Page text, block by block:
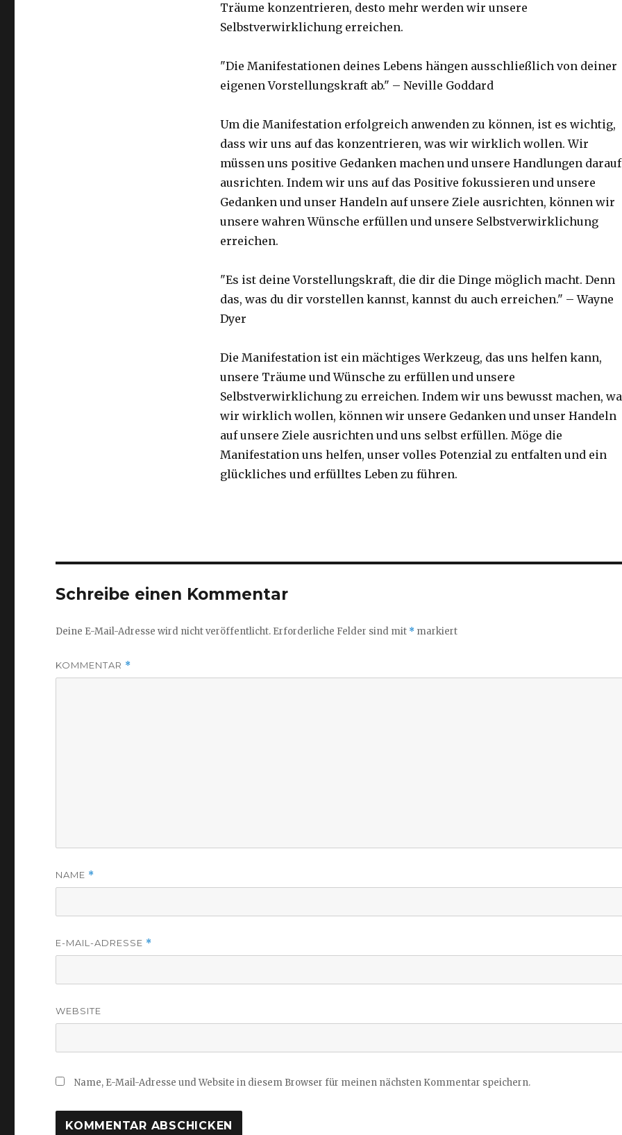
Träume konzentrieren, desto mehr werden wir unsere
Selbstverwirklichung erreichen.
"Die Manifestationen deines Lebens hängen ausschließlich von deiner
eigenen Vorstellungskraft ab." – Neville Goddard
Um die Manifestation erfolgreich anwenden zu können, ist es wichtig,
dass wir uns auf das konzentrieren, was wir wirklich wollen. Wir
müssen uns positive Gedanken machen und unsere Handlungen darauf
ausrichten. Indem wir uns auf das Positive fokussieren und unsere
Gedanken und unser Handeln auf unsere Ziele ausrichten, können wir
unsere wahren Wünsche erfüllen und unsere Selbstverwirklichung
erreichen.
"Es ist deine Vorstellungskraft, die dir die Dinge möglich macht. Denn
das, was du dir vorstellen kannst, kannst du auch erreichen." – Wayne
Dyer
Die Manifestation ist ein mächtiges Werkzeug, das uns helfen kann,
unsere Träume und Wünsche zu erfüllen und unsere
Selbstverwirklichung zu erreichen. Indem wir uns bewusst machen,
wir wirklich wollen, können wir unsere Gedanken und unser Handeln
auf unsere Ziele ausrichten und uns selbst erfüllen. Möge die
Manifestation uns helfen, unser volles Potenzial zu entfalten und ein
glückliches und erfülltes Leben zu führen.
Schreibe einen Kommentar
Deine E-Mail-Adresse wird nicht veröffentlicht. Erforderliche Felder sind mit * markiert
KOMMENTAR *
NAME *
E-MAIL-ADRESSE *
WEBSITE
Name, E-Mail-Adresse und Website in diesem Browser für meinen nächsten Kommentar speichern.